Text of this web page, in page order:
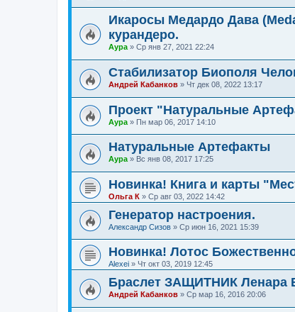
Икаросы Медардо Дава
курандеро.
Аура » Ср янв 27, 2021 22:24
Стабилизатор Биополя
Андрей Кабанков » Чт дек 08, 2022 13:17
Проект "Натуральные
Аура » Пн мар 06, 2017 14:10
Натуральные Артефакты
Аура » Вс янв 08, 2017 17:25
Новинка! Книга и карты
Ольга К » Ср авг 03, 2022 14:42
Генератор настроения.
Александр Сизов » Ср июн 16, 2021 15:39
Новинка! Лотос
Alexei » Чт окт 03, 2019 12:45
Браслет ЗАЩИТНИК Ленара
Андрей Кабанков » Ср мар 16, 2016 20:06